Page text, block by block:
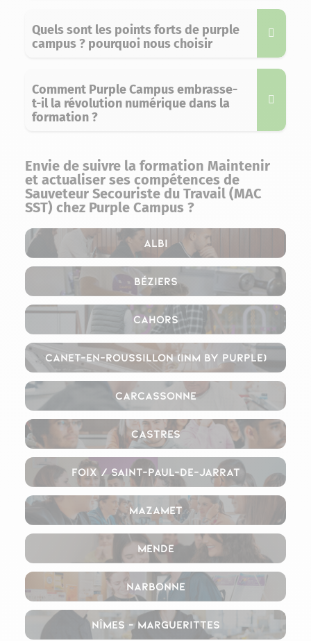
Quels sont les points forts de purple
campus ? pourquoi nous choisir
Comment Purple Campus embrasse-
t-il la révolution numérique dans la
formation ?
Envie de suivre la formation Maintenir
et actualiser ses compétences de
Sauveteur Secouriste du Travail (MAC
SST) chez Purple Campus ?
Albi
Béziers
Cahors
Canet-en-Roussillon (INM By Purple)
Carcassonne
Castres
Foix / Saint-Paul-de-Jarrat
Mazamet
Mende
Narbonne
Nîmes – Marguerittes